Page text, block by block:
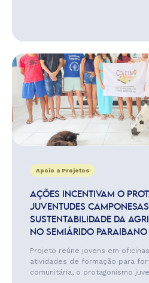
Apoio a Projetos
AÇÕES INCENTIVAM O
JUVENTUDES
SUSTENTABILIDADE DA
NO SEMIÁRIDO PARAIBANO
Projeto reúne jovens em
atividades de formação para
comunitária, o protagonismo